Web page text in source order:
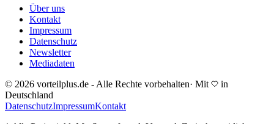
Über uns
Kontakt
Impressum
Datenschutz
Newsletter
Mediadaten
© 2026 vorteilplus.de - Alle Rechte vorbehalten· Mit
in
Deutschland
DatenschutzImpressumKontakt